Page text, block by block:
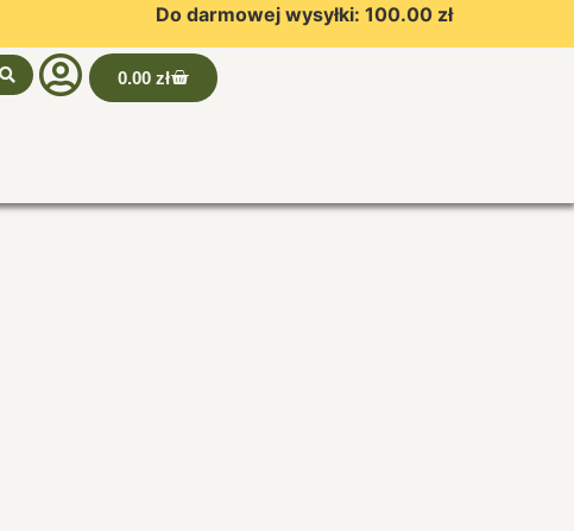
Do darmowej wysyłki: 100.00 zł
0.00 zł